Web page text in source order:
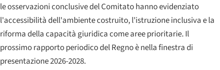
le osservazioni conclusive del Comitato hanno evidenziato
l'accessibilità dell'ambiente costruito, l'istruzione inclusiva e la
riforma della capacità giuridica come aree prioritarie. Il
prossimo rapporto periodico del Regno è nella finestra di
presentazione 2026-2028.